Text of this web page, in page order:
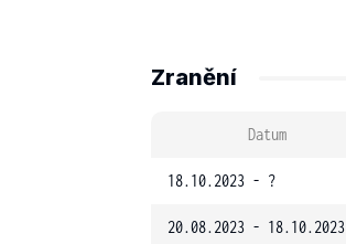
Zranění
Datum
18.10.2023 - ?
20.08.2023 - 18.10.2023